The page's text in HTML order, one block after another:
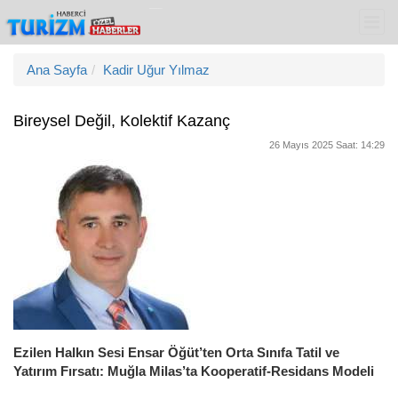
Ana Sayfa Kadir Uğur Yılmaz
Bireysel Değil, Kolektif Kazanç
26 Mayıs 2025 Saat: 14:29
Ezilen Halkın Sesi Ensar Öğüt’ten Orta Sınıfa Tatil ve
Yatırım Fırsatı: Muğla Milas’ta Kooperatif-Residans Modeli